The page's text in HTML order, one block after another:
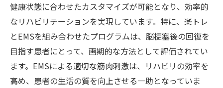
神奈川県で進む地域活性化への貢献
神奈川県の脳梗塞リハビリでEMSと楽トレがも
たらす健康革命
EMSと楽トレで叶える健康的な未来
リハビリにおける健康維持の新常識
健康状態に合わせたカスタマイズが可能となり、効率的
なリハビリテーションを実現しています。特に、楽トレ
とEMSを組み合わせたプログラムは、脳梗塞後の回復を
目指す患者にとって、画期的な方法として評価されてい
ます。EMSによる適切な筋肉刺激は、リハビリの効率を
高め、患者の生活の質を向上させる一助となっていま